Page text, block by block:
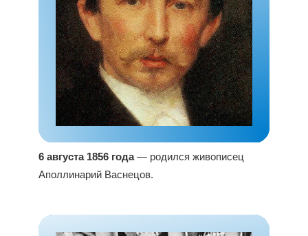
6 августа 1856 года— родился живописец
Аполлинарий Васнецов.